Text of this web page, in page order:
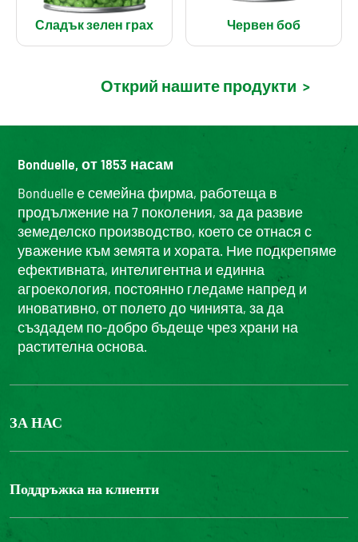
Сладък зелен грах Червен боб
Открий нашите продукти >
Bonduelle, от 1853 насам
Bonduelle е семейна фирма, работеща в
продължение на 7 поколения, за да развие
земеделско производство, което се отнася с
уважение към земята и хората. Ние подкрепяме
ефективната, интелигентна и единна
агроекология, постоянно гледаме напред и
иновативно, от полето до чинията, за да
създадем по-добро бъдеще чрез храни на
растителна основа.
ЗА НАС
БОНДЮЕЛ ГРУП
Поддръжка на клиенти
Свържете се с нас